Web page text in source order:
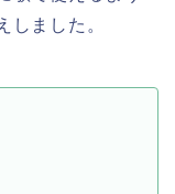
しました。